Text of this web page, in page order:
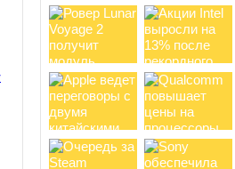
Witcher:...
Новый хит от Netflix:
анимационный сериал Terminator
Zero получает восторженные
отзывы зрителей
Несколько дней